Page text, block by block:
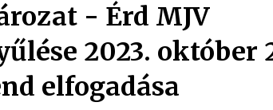
- Érd MJV
2023. október
elfogadása